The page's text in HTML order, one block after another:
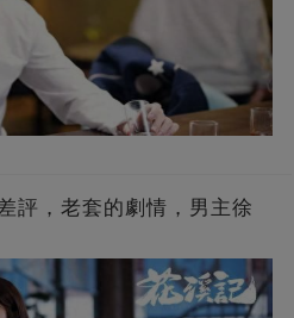
評，老套的劇情，男主徐